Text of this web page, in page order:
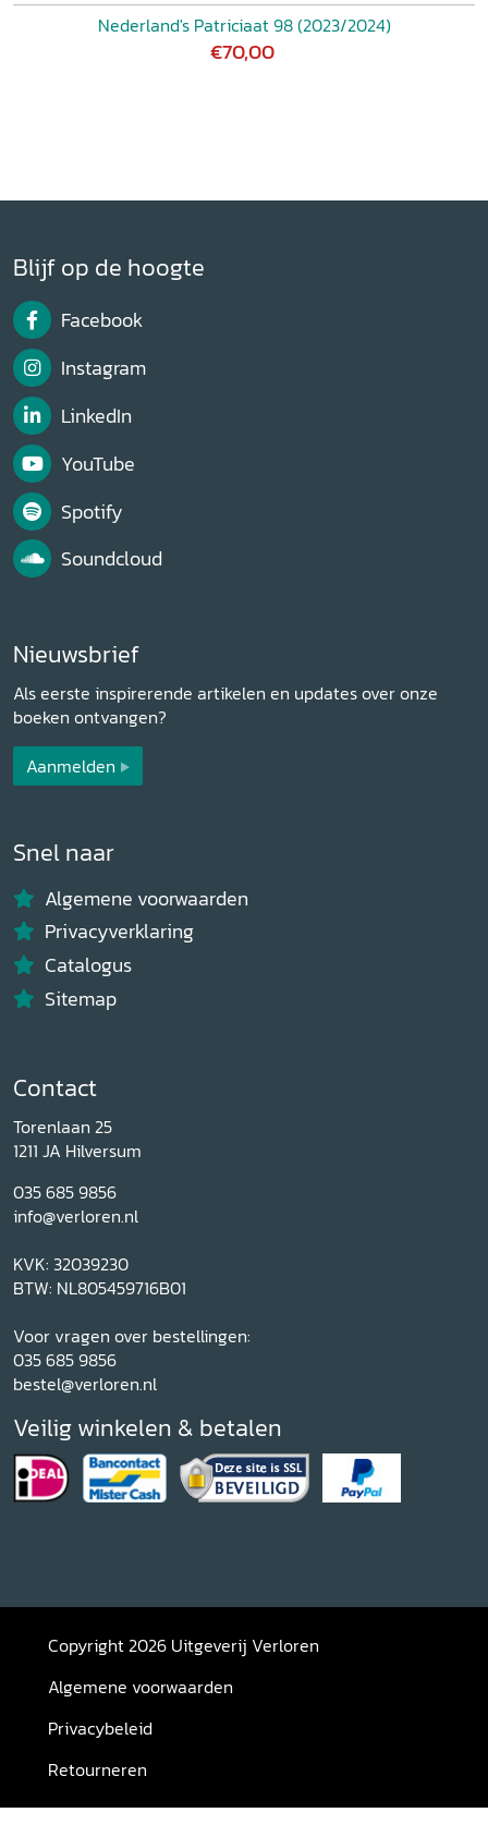
Nederland's Patriciaat 98 (2023/2024)
€70,00
Blijf op de hoogte
Facebook
Instagram
LinkedIn
YouTube
Spotify
Soundcloud
Nieuwsbrief
Als eerste inspirerende artikelen en updates over onze
boeken ontvangen?
Aanmelden
Snel naar
Algemene voorwaarden
Privacyverklaring
Catalogus
Sitemap
Contact
Torenlaan 25
1211 JA Hilversum
035 685 9856
info@verloren.nl
KVK: 32039230
BTW: NL805459716B01
Voor vragen over bestellingen:
035 685 9856
bestel@verloren.nl
Veilig winkelen & betalen
Copyright 2026 Uitgeverij Verloren
Algemene voorwaarden
Privacybeleid
Retourneren